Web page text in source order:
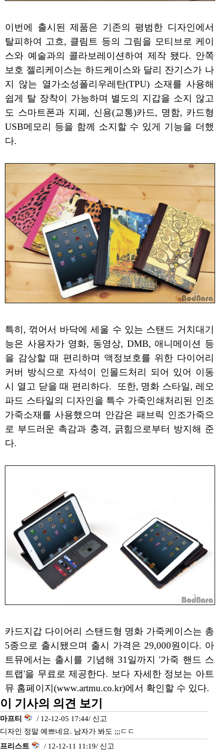
이번에 출시된 제품은 기존의 평범한 디자인에서
탈피하여 고흐, 클림트 등의 그림을 모티브로 케이
스와 예술과의 콜라보레이션하여 제작 됐다. 안쪽
보호 젤리케이스는 하드케이스와 달리 잔기스가 나
지 않는 열가소성폴리우레탄(TPU) 소재를 사용해
쉽게 탈 장착이 가능하며 별도의 지갑을 소지 않고
도 스마트폰과 지폐, 신용(교통)카드, 명함, 카드형
USB메모리 등을 함께 소지할 수 있게 기능을 더했
다.
특히, 꺾어서 바닥에 세울 수 있는 스탠드 거치대기
능은 사용자가 영화, 동영상, DMB, 애니메이션 등
을 감상할 때 편리하며 액정보호를 위한 다이어리
커버 방식으로 자석이 인몰드처리 되어 있어 이동
시 열고 닫을 때 편리하다. 또한, 명화 스타일, 레오
파드 스타일의 디자인을 특수 가죽인쇄처리된 인조
가죽소재를 사용했으며 안감은 패브릭 인조가죽으
로 부드러운 촉감과 충격, 긁힘으로부터 방지해 준
다.
카드지갑 다이어리 스탠드형 명화 가죽케이스는 총
5종으로 출시됐으며 출시 가격은 29,000원이다. 아
트뮤에서는 출시를 기념해 31일까지 '가죽 핸드 스
트랩'을 무료로 제공한다. 보다 자세한 정보는 아트
뮤 홈페이지(www.artmu.co.kr)에서 확인할 수 있다.
이 기사의 의견 보기
마프티 / 12-12-05 17:44/ 신고
디자인 정말 예쁘네요. 남자가 봐도 ;;;ㄷㄷ
프리스트
/ 12-12-11 11:19/ 신고